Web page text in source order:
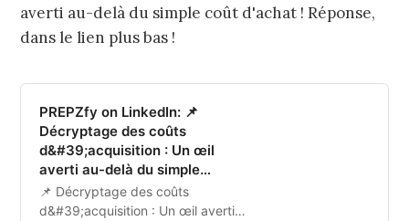
averti au-delà du simple coût d'achat ! Réponse,
dans le lien plus bas !
PREPZfy on LinkedIn: 📌
Décryptage des coûts
d&#39;acquisition : Un œil
averti au-delà du simple…
📌 Décryptage des coûts
d&#39;acquisition : Un œil averti